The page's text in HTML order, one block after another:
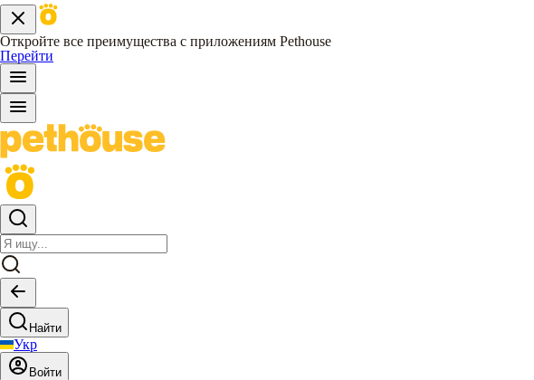
Откройте все преимущества с приложениям Pethouse
Перейти
Найти
Укр
Войти